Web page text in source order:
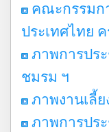
คณะกรรมก
ประเทศไทย
ภาพการปร
ชมรม ฯ
ภาพงานเลี้ย
ภาพการปร